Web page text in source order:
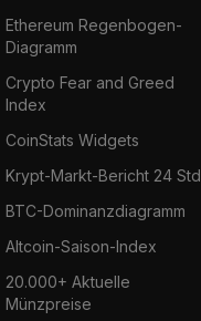
Ethereum Regenbogen-
Diagramm
Crypto Fear and Greed
Index
CoinStats Widgets
Krypt-Markt-Bericht 24 Std
BTC-Dominanzdiagramm
Altcoin-Saison-Index
20.000+ Aktuelle
Münzpreise